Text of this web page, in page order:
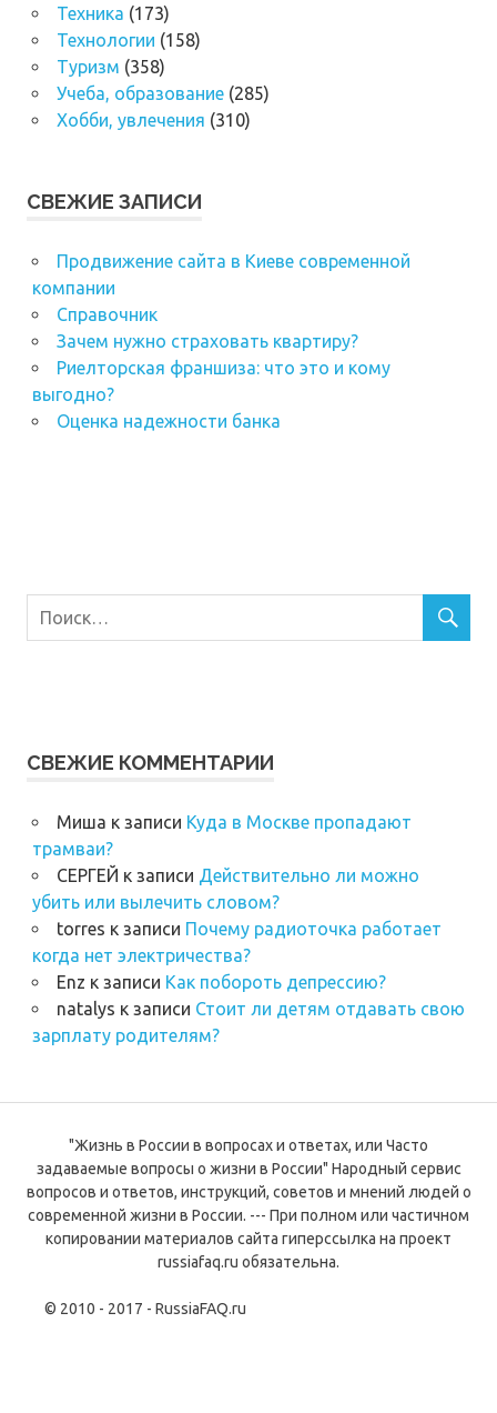
Техника (173)
Технологии (158)
Туризм (358)
Учеба, образование(285)
Хобби, увлечения (310)
СВЕЖИЕ ЗАПИСИ
Продвижение сайта в Киеве современной
компании
Справочник
Зачем нужно страховать квартиру?
Риелторская франшиза: что это и кому
выгодно?
Оценка надежности банка
СВЕЖИЕ КОММЕНТАРИИ
Миша к записи Куда в Москве пропадают
трамваи?
СЕРГЕЙ к записи Действительно ли можно
убить или вылечить словом?
torres к записи Почему радиоточка работает
когда нет электричества?
Enz к записи Как побороть депрессию?
natalys к записи Стоит ли детям отдавать свою
зарплату родителям?
"Жизнь в России в вопросах и ответах, или Часто
задаваемые вопросы о жизни в России" Народный сервис
вопросов и ответов, инструкций, советов и мнений людей о
современной жизни в России. --- При полном или частичном
копировании материалов сайта гиперссылка на проект
russiafaq.ru обязательна.
© 2010 - 2017 - RussiaFAQ.ru